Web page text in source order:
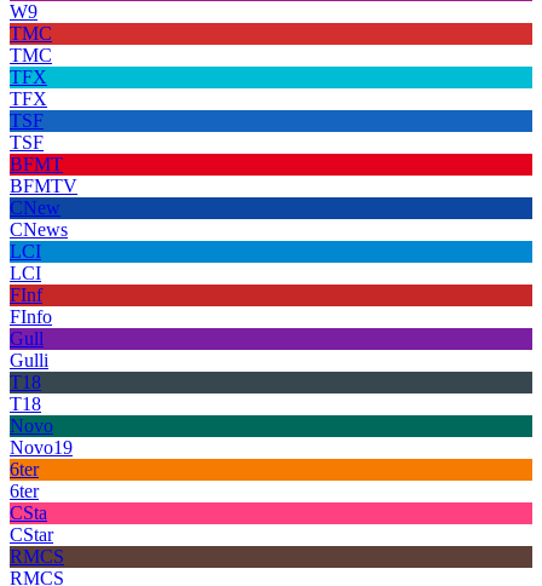
W9
TMC
TMC
TFX
TFX
TSF
TSF
BFMT
BFMTV
CNew
CNews
LCI
LCI
FInf
FInfo
Gull
Gulli
T18
T18
Novo
Novo19
6ter
6ter
CSta
CStar
RMCS
RMCS